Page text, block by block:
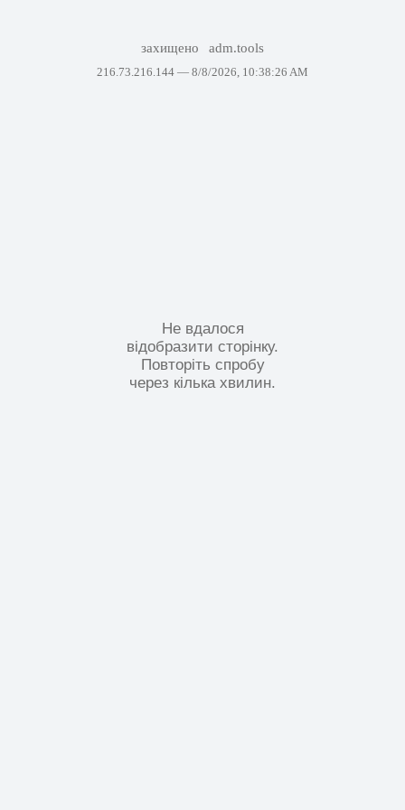
захищено adm.tools
216.73.216.144 — 8/8/2026, 10:38:26 AM
Не вдалося
відобразити сторінку.
Повторіть спробу
через кілька хвилин.